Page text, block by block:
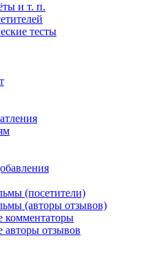
и т. п.
тесты
(посетители)
(авторы отзывов)
комментаторы
авторы отзывов